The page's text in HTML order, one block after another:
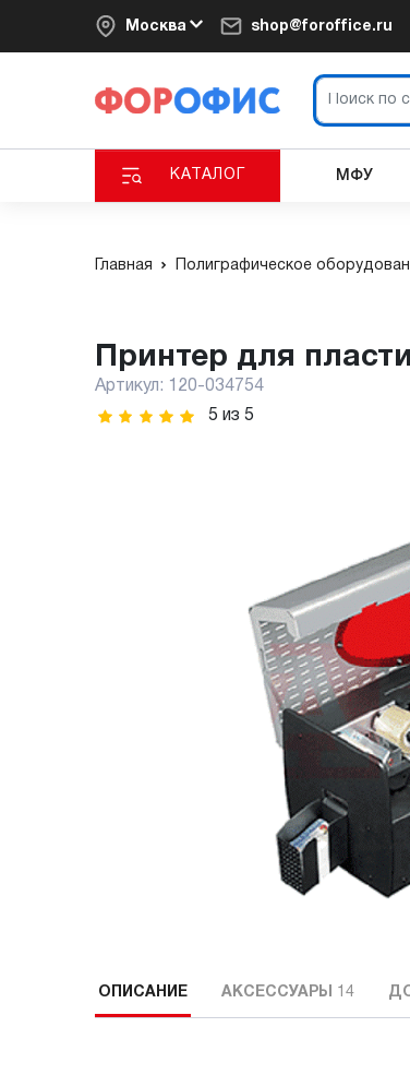
Москва shop@foroffice.ru
КАТАЛОГ МФУ
Главная Полиграфическое
Принтер для
Артикул:
120-034754
5 из 5
ОПИСАНИЕ АКСЕССУАРЫ 14